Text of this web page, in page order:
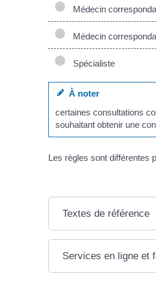
Médecin
Médecin
Spécialiste
À noter
certaines consultations
souhaitant obtenir une
Les règles sont différentes
Textes de référence
Services en ligne et